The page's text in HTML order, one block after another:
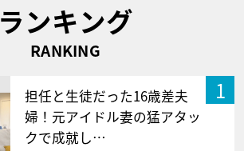
ランキング
RANKING
1
担任と生徒だった16歳差夫
婦！元アイドル妻の猛アタッ
クで成就し…